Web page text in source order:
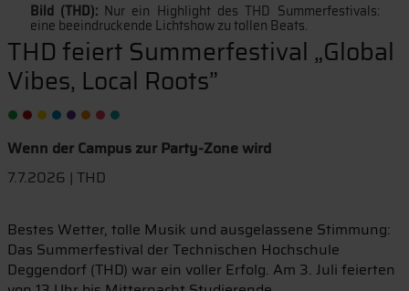
Bild (THD): Nur ein Highlight des THD Summerfestivals:
eine beeindruckende Lichtshow zu tollen Beats.
THD feiert Summerfestival „Global
Vibes, Local Roots”
Wenn der Campus zur Party-Zone wird
7.7.2026 | THD
Bestes Wetter, tolle Musik und ausgelassene Stimmung:
Das Summerfestival der Technischen Hochschule
Deggendorf (THD) war ein voller Erfolg. Am 3. Juli feierten